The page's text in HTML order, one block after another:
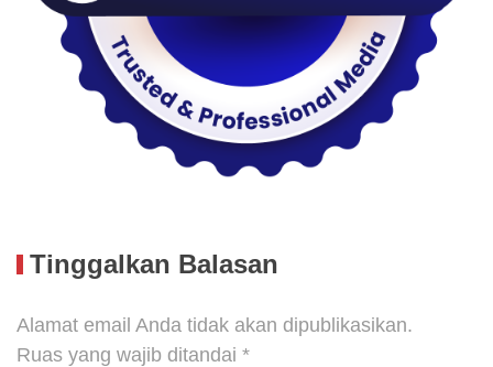
Tinggalkan Balasan
Alamat email Anda tidak akan dipublikasikan.
Ruas yang wajib ditandai *